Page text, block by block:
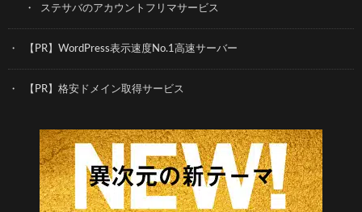
ステサバのアカウントフリマサービス
【PR】WordPress表示速度No.1高速サーバー
【PR】格安ドメイン取得サービス